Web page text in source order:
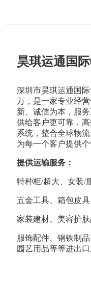
昊琪运通国
深圳市昊琪运通国
万，是一家专业经
新、诚信为本，服
供给客户更可靠，
系统，整合全球物
为每一个客户提供
提供运输服务：
特种柜/超大、女装/
五金工具、箱包皮
家装建材、美容护
服饰配件、钢铁制
园艺用品等等进出口